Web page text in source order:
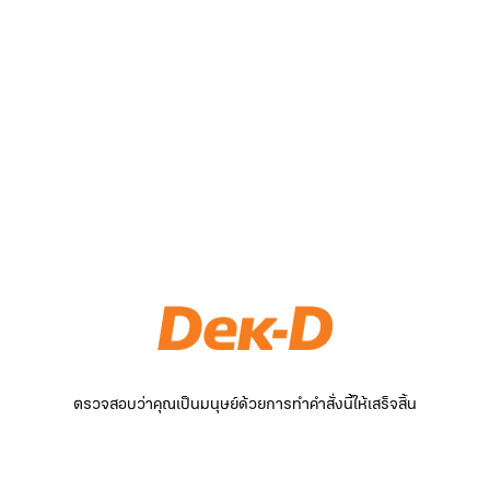
ตรวจสอบว่าคุณเป็นมนุษย์ด้วยการทำคำสั่งนี้ให้เสร็จสิ้น